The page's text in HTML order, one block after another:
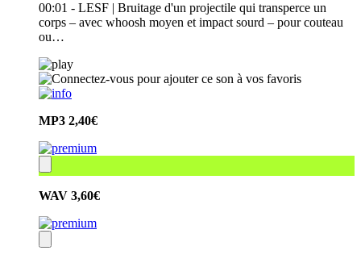
00:01 - LESF | Bruitage d'un projectile qui transperce un
corps – avec whoosh moyen et impact sourd – pour couteau
ou…
MP3 2,40€
WAV 3,60€